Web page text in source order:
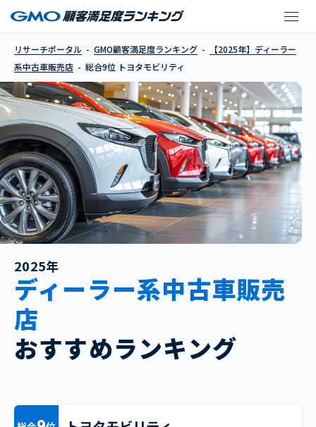
リサーチポータル GMO顧客満足度ランキング
【2025年】ディーラー
系中古車販売店
総合9位 トヨタモビリティ
2025年
ディーラー系中古車販売
店
おすすめランキング